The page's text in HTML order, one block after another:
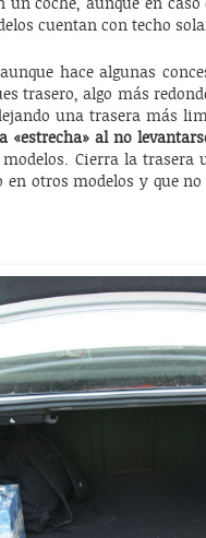
un coche, aunque en
cuentan con techo
hace algunas
trasero, algo más
una trasera más
«estrecha» al no
Cierra la trasera
en otros modelos y que